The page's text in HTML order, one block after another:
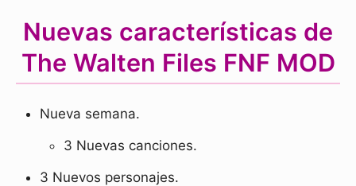
Nuevas características de
The Walten Files FNF MOD
Nueva semana.
3 Nuevas canciones.
3 Nuevos personajes.